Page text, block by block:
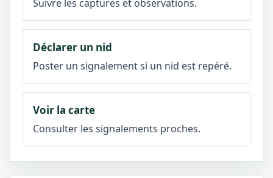
Suivre les captures et observations.
Déclarer un nid
Poster un signalement si un nid est repéré.
Voir la carte
Consulter les signalements proches.